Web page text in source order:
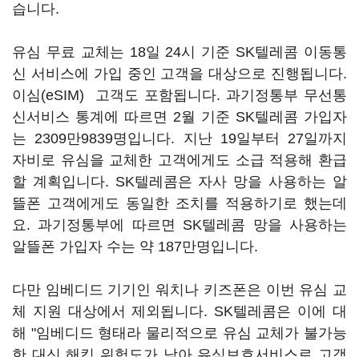
습니다.
유심 무료 교체는 18일 24시 기준 SK텔레콤 이동통
신 서비스에 가입 중인 고객을 대상으로 진행됩니다.
이심(eSIM) 고객도 포함됩니다. 과기정통부 무선통
신서비스 통계에 따르면 2월 기준 SK텔레콤 가입자
는 2309만9839명입니다. 지난 19일부터 27일까지
자비로 유심을 교체한 고객에게도 소급 적용해 환급
할 계획입니다. SK텔레콤은 자사 망을 사용하는 알
뜰폰 고객에게도 동일한 조치를 적용하기로 했는데
요. 과기정통부에 따르면 SK텔레콤 망을 사용하는
알뜰폰 가입자 수는 약 187만명입니다.
다만 임베디드 기기인 워치나 키즈폰은 이번 유심 교
체 지원 대상에서 제외됩니다. SK텔레콤은 이에 대
해 "임베디드 형태라 물리적으로 유심 교체가 불가능